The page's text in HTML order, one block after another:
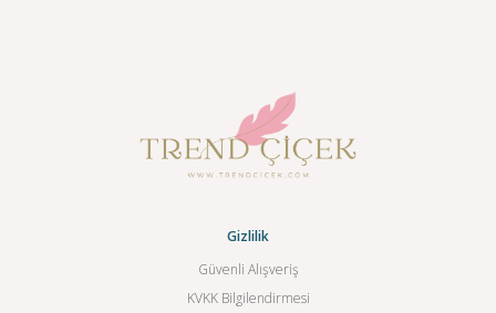
Gizlilik
Güvenli Alışveriş
KVKK Bilgilendirmesi